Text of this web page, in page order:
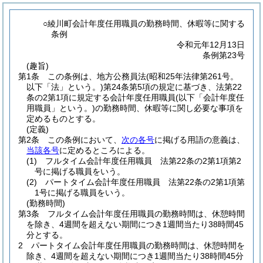
○綾川町会計年度任用職員の勤務時間、休暇等に関する
条例
令和元年12月13日
条例第23号
(趣旨)
第1条
この条例は、地方公務員法(昭和25年法律第261号。
以下「法」という。)第24条第5項の規定に基づき、法第22
条の2第1項に規定する会計年度任用職員(以下「会計年度任
用職員」という。)の勤務時間、休暇等に関し必要な事項を
定めるものとする。
(定義)
第2条
この条例において、 次の各号に掲げる用語の意義は、
当該各号に定めるところによる。
(1)
フルタイム会計年度任用職員 法第22条の2第1項第2
号に掲げる職員をいう。
(2)
パートタイム会計年度任用職員 法第22条の2第1項第
1号に掲げる職員をいう。
(勤務時間)
第3条
フルタイム会計年度任用職員の勤務時間は、休憩時間
を除き、4週間を超えない期間につき1週間当たり38時間45
分とする。
2
パートタイム会計年度任用職員の勤務時間は、休憩時間を
除き、4週間を超えない期間につき1週間当たり38時間45分